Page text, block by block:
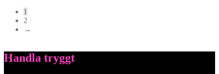
1
2
→
Handla tryggt